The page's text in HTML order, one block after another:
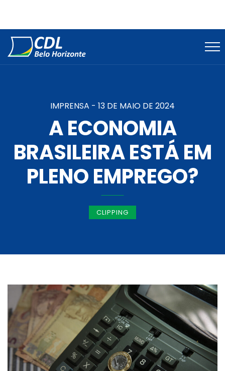
IMPRENSA - 13 DE MAIO DE 2024
A ECONOMIA
BRASILEIRA ESTÁ EM
PLENO EMPREGO?
CLIPPING